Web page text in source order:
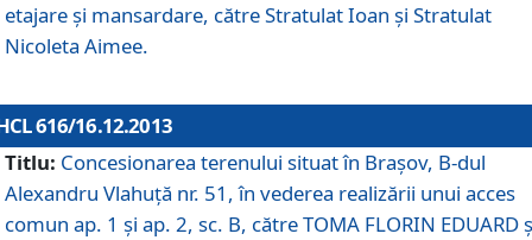
etajare şi mansardare, către Stratulat Ioan şi Stratulat
Nicoleta Aimee.
616/16.12.2013
Titlu: Concesionarea terenului situat în Braşov, B-dul
Alexandru Vlahuţă nr. 51, în vederea realizării unui acces
comun ap. 1 şi ap. 2, sc. B, către TOMA FLORIN EDUARD